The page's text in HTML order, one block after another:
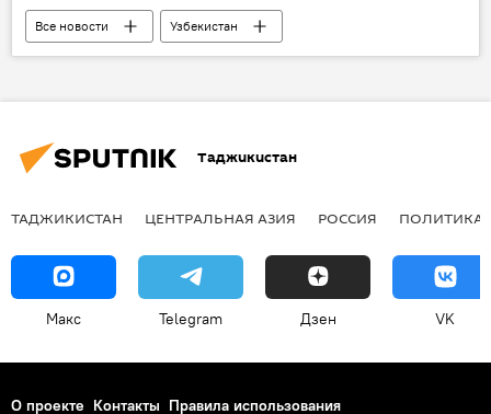
Все новости
Узбекистан
Центральная Азия
Таджикистан
ТАДЖИКИСТАН ЦЕНТРАЛЬНАЯ АЗИЯ РОССИЯ ПОЛИТИКА
Макс Telegram Дзен VK
О проекте Контакты Правила использования